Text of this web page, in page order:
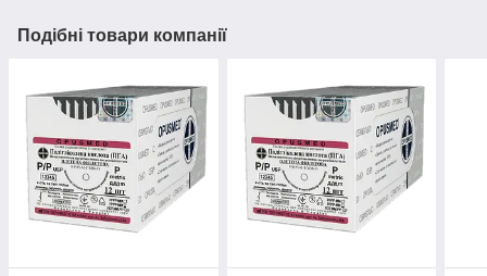
Подібні товари компанії